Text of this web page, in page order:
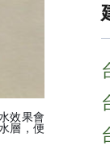
效果會
層，便